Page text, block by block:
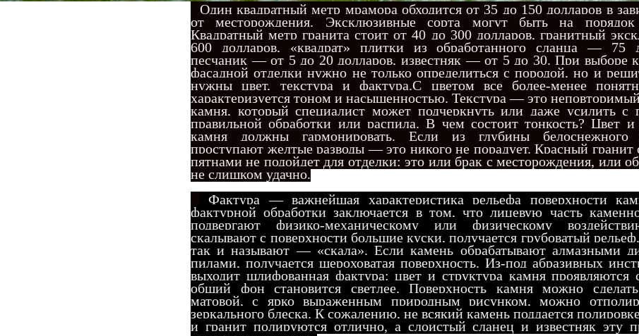
Один квадратный метр мрамора обходится от 35 до 150 долларов в
от месторождения. Эксклюзивные сорта могут быть на
Квадратный метр гранита стоит от 40 до 300 долларов, гранитный
600 долларов, «квадрат» плитки из обработанного сланца — 75
песчаник — от 5 до 20 долларов, известняк — от 5 до 30. При выборе
фасадной отделки нужно не только определиться с породой, но и
нужны цвет, текстура и фактура.С цветом все более-менее
характеризуется тоном и насыщенностью. Текстура — это
камня, который специалист может подчеркнуть или даже усилить
правильной обработки или распила. В чем состоит тонкость? Цвет и
камня должны гармонировать. Если из глубины белоснежного
проступают желтые разводы — это никого не порадует. Красный
пятнами не подойдет для отделки: это или брак с месторождения, или
не слишком удачно.
Фактура — важнейшая характеристика рельефа поверхности
фактурной обработки заключается в том, что лицевую часть
подвергают физико-механическому или физическому
скалывают с поверхности большие куски, получается грубоватый
так и называют — «скала». Если камень обрабатывают алмазными
пилами, получается шероховатая поверхность. Из-под абразивных
выходит шлифованная фактура: цвет и структура камня проявляются
общий фон становится светлее. Поверхность камня можно
матовой, с ярко выраженным природным рисунком, можно
зеркального блеска. К сожалению, не всякий камень поддается
и гранит полируются отлично, а слоистый сланец и известняк эту